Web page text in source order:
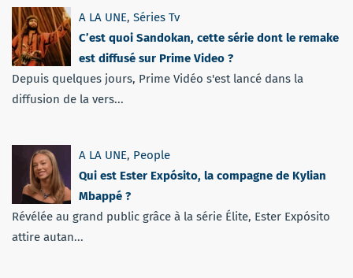
A LA UNE, Séries Tv
C’est quoi Sandokan, cette série dont le remake
est diffusé sur Prime Video ?
Depuis quelques jours, Prime Vidéo s'est lancé dans la
diffusion de la vers...
A LA UNE, People
Qui est Ester Expósito, la compagne de Kylian
Mbappé ?
Révélée au grand public grâce à la série Élite, Ester Expósito
attire autan...